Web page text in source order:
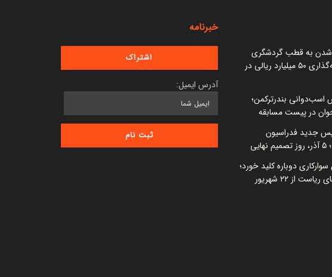
به قطب گردشگری
اسب کشور؛ سرمایه‌گذاری ۵۰ میلیارد ریالی در
اسب‌دوانی بندرترکمن؛
در پیست مسابقه
جدید فدراسیون
دوباره کلید خورد؛
از ۲۲ شهریور
خبرنامه
آدرس ایمیل: